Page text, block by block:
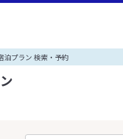
泊プラン 検索・予約